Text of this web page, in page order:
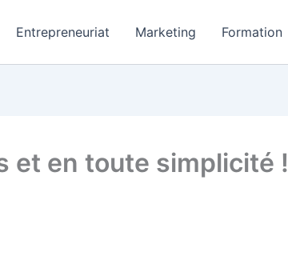
Entrepreneuriat Marketing Formation
et en toute simplicité !